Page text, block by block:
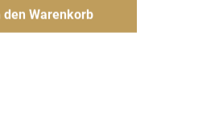
den Warenkorb